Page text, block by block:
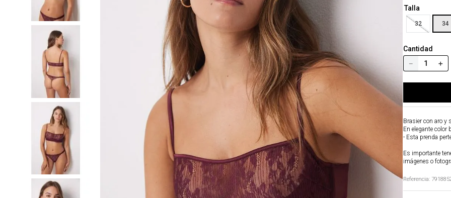
Talla
32 34
Cantidad
＋
－
Brasier con aro y
En elegante color
- Esta prenda
Es importante
imágenes o
Referencia: